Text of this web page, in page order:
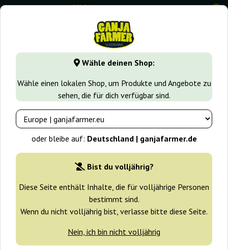
Wähle deinen Shop:
Wähle einen lokalen Shop, um Produkte und Angebote zu
sehen, die für dich verfügbar sind.
oder bleibe auf: Deutschland | ganjafarmer.de
Bist du volljährig?
Diese Seite enthält Inhalte, die für volljährige Personen
bestimmt sind.
Wenn du nicht volljährig bist, verlasse bitte diese Seite.
Nein, ich bin nicht volljährig
0
GanjaFarmer.de Cannabissorten Critical Critical
-25%
+ Extras